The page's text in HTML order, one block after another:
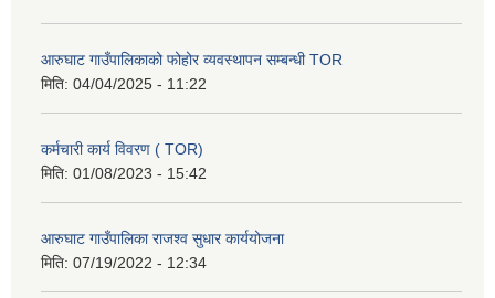
आरुघाट गाउँपालिकाको फोहोर व्यवस्थापन सम्बन्धी TOR
मिति: 04/04/2025 - 11:22
कर्मचारी कार्य विवरण ( TOR)
मिति: 01/08/2023 - 15:42
आरुघाट गाउँपालिका राजश्व सुधार कार्ययोजना
मिति: 07/19/2022 - 12:34